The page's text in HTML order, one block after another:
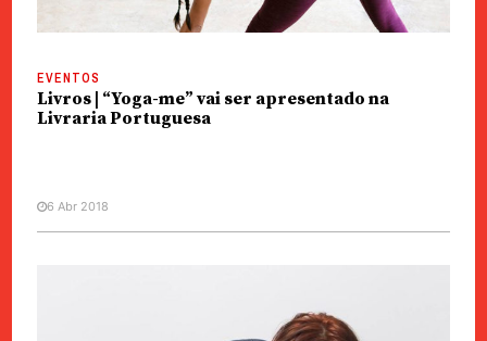
EVENTOS
Livros | “Yoga-me” vai ser apresentado na
Livraria Portuguesa
6 Abr 2018